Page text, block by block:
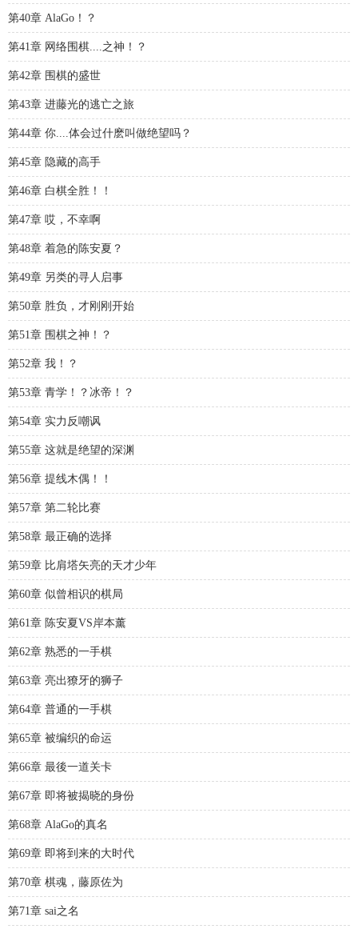
第40章 AlaGo！？
第41章 网络围棋....之神！？
第42章 围棋的盛世
第43章 进藤光的逃亡之旅
第44章 你....体会过什麽叫做绝望吗？
第45章 隐藏的高手
第46章 白棋全胜！！
第47章 哎，不幸啊
第48章 着急的陈安夏？
第49章 另类的寻人启事
第50章 胜负，才刚刚开始
第51章 围棋之神！？
第52章 我！？
第53章 青学！？冰帝！？
第54章 实力反嘲讽
第55章 这就是绝望的深渊
第56章 提线木偶！！
第57章 第二轮比赛
第58章 最正确的选择
第59章 比肩塔矢亮的天才少年
第60章 似曾相识的棋局
第61章 陈安夏VS岸本薰
第62章 熟悉的一手棋
第63章 亮出獠牙的狮子
第64章 普通的一手棋
第65章 被编织的命运
第66章 最後一道关卡
第67章 即将被揭晓的身份
第68章 AlaGo的真名
第69章 即将到来的大时代
第70章 棋魂，藤原佐为
第71章 sai之名